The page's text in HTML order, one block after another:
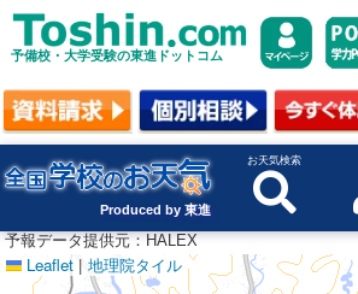
予備校・大学受験の東進ドットコム
Produced by 東進
お天気検索
Leaflet | 地理院タイル
予報データ提供元：HALEX